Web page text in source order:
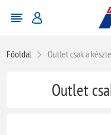
Főoldal Outlet csak a
Outlet